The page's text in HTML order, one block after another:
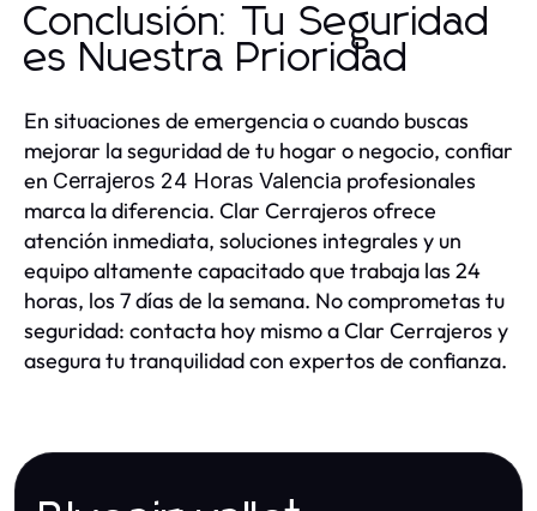
Conclusión: Tu Seguridad
es Nuestra Prioridad
En situaciones de emergencia o cuando buscas
mejorar la seguridad de tu hogar o negocio, confiar
en Cerrajeros 24 Horas Valencia profesionales
marca la diferencia. Clar Cerrajeros ofrece
atención inmediata, soluciones integrales y un
equipo altamente capacitado que trabaja las 24
horas, los 7 días de la semana. No comprometas tu
seguridad: contacta hoy mismo a Clar Cerrajeros y
asegura tu tranquilidad con expertos de confianza.